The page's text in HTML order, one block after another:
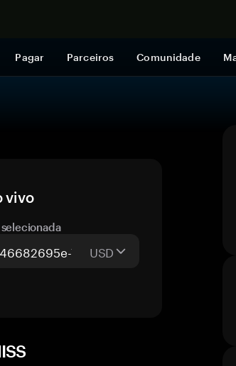
Pagar Parceiros Comunidade
vivo
USD